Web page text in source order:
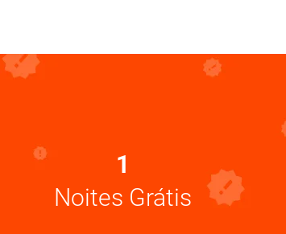
1
Noites Grátis